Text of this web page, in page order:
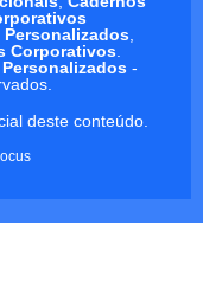
Personalizados,
Corporativos.
-
deste conteúdo.